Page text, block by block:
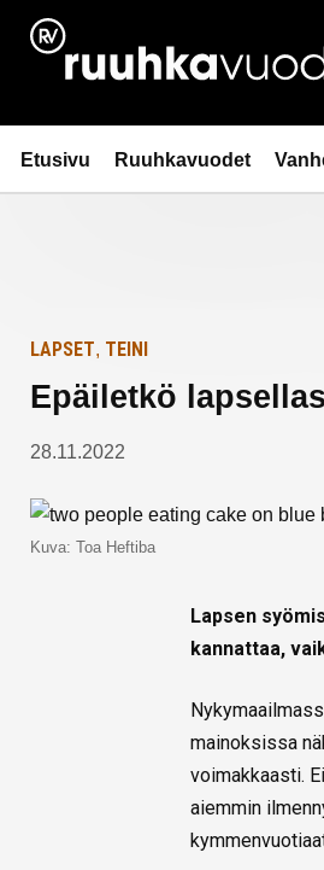
Siirry
sisältöön
Ruuhkavuodet.fi
Etusivu Ruuhkavuodet
Etusivulle
LAPSET, TEINI
Epäiletkö
28.11.2022
Kuva: Toa Heftiba
Lapsen
kannattaa,
mainoksissa
voimakkaasti.
aiemmin